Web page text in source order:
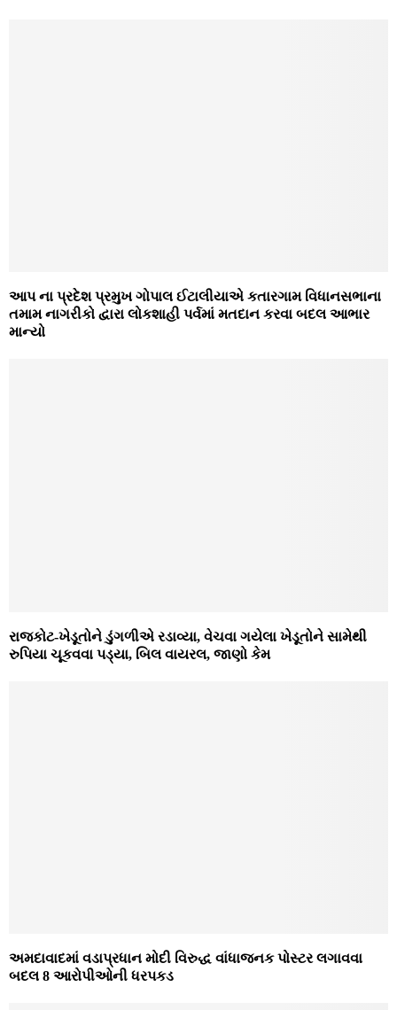
આપ ના પ્રદેશ પ્રમુખ ગોપાલ ઈટાલીયાએ કતારગામ વિધાનસભાના
તમામ નાગરીકો દ્વારા લોકશાહી પર્વમાં મતદાન કરવા બદલ આભાર
માન્યો
રાજકોટ-ખેડૂતોને ડુંગળીએ રડાવ્યા, વેચવા ગયેલા ખેડૂતોને સામેથી
રુપિયા ચૂકવવા પડ્યા, બિલ વાયરલ, જાણો કેમ
અમદાવાદમાં વડાપ્રધાન મોદી વિરુદ્ધ વાંધાજનક પોસ્ટર લગાવવા
બદલ 8 આરોપીઓની ધરપકડ